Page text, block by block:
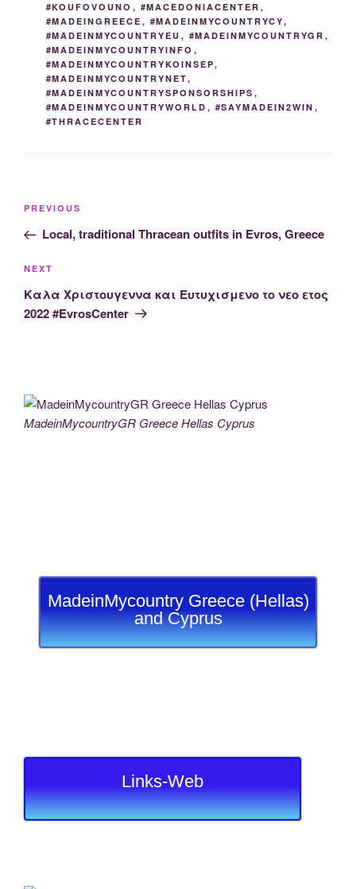
#KOUFOVOUNO , #MACEDONIACENTER ,
#MADEINGREECE , #MADEINMYCOUNTRYCY,
#MADEINMYCOUNTRYEU , #MADEINMYCOUNTRYGR ,
#MADEINMYCOUNTRYINFO ,
#MADEINMYCOUNTRYKOINSEP,
#MADEINMYCOUNTRYNET,
#MADEINMYCOUNTRYSPONSORSHIPS ,
#MADEINMYCOUNTRYWORLD , #SAYMADEIN2WIN ,
#THRACECENTER
Post
Previous
Post
PREVIOUS
Local, traditional Thracean outfits in Evros, Greece
Next
Post
NEXT
Καλα Χριστουγεννα και Ευτυχισμενο το νεο ετος
2022 #EvrosCenter
MadeinMycountryGR Greece Hellas Cyprus
MadeinMycountry Greece (Hellas)
and Cyprus
Links-Web